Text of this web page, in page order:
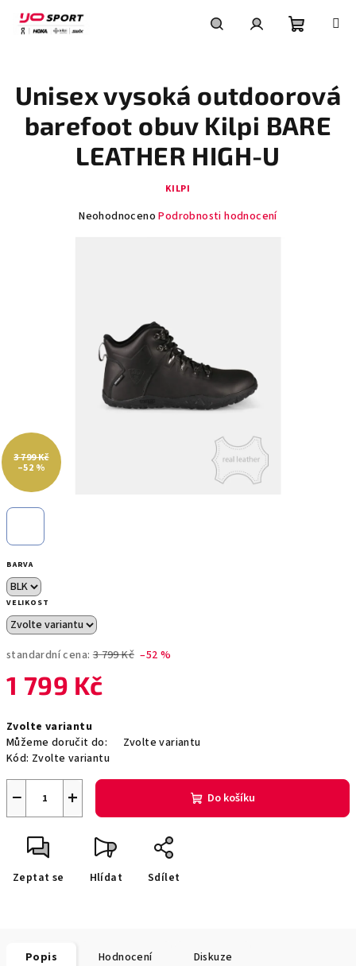
obsah
košík
BARVA
VELIKOST
standardní cena: 3 799 Kč –52 %
1 799 Kč
cena:
Zvolte variantu
Můžeme doručit do:
Zvolte variantu
Kód: Zvolte variantu
+
− Do košíku
Zeptat se Hlídat Sdílet
Unisex vysoká outdoorová
barefoot obuv Kilpi BARE
LEATHER HIGH-U
KILPI
Průměrné
Neohodnoceno Podrobnosti hodnocení
3 799 Kč
–52 %
Popis Hodnocení Diskuze